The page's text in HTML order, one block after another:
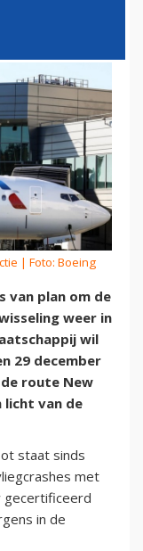
| Foto: Boeing
van plan om de
weer in
wil
29 december
route New
licht van de
staat sinds
met
gecertificeerd
in de